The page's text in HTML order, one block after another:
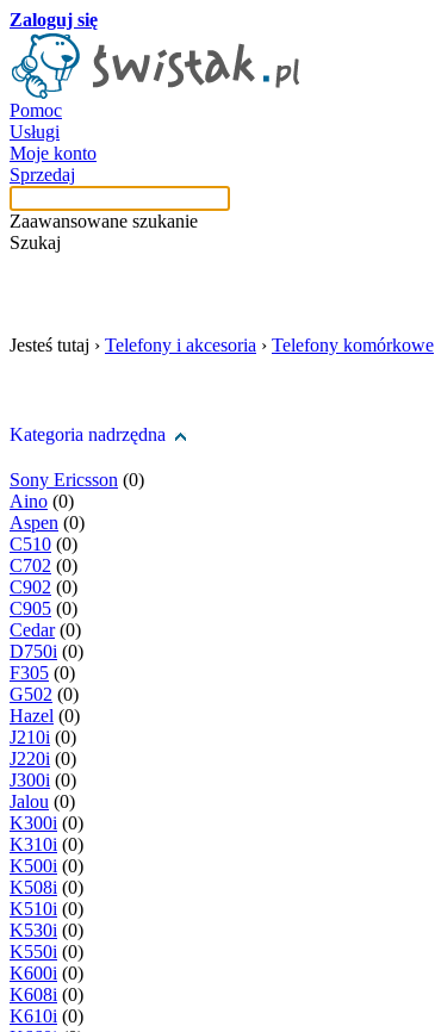
Zaloguj się
Pomoc
Usługi
Moje konto
Sprzedaj
Zaawansowane szukanie
Szukaj
Jesteś tutaj › Telefony i akcesoria › Telefony komórkowe
Kategoria nadrzędna
Sony Ericsson (0)
Aino (0)
Aspen (0)
C510 (0)
C702 (0)
C902 (0)
C905 (0)
Cedar(0)
D750i (0)
F305 (0)
G502 (0)
Hazel (0)
J210i (0)
J220i (0)
J300i (0)
Jalou (0)
K300i (0)
K310i (0)
K500i (0)
K508i (0)
K510i (0)
K530i (0)
K550i (0)
K600i (0)
K608i (0)
K610i (0)